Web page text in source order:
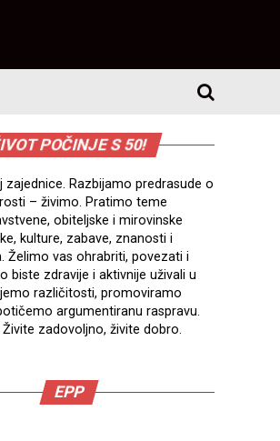
POČINJE S 50!
zajednice. Razbijamo predrasude o
– živimo. Pratimo teme
obiteljske i mirovinske
kulture, zabave, znanosti i
Želimo vas ohrabriti, povezati i
biste zdravije i aktivnije uživali u
različitosti, promoviramo
argumentiranu raspravu.
zadovoljno, živite dobro.
EPP